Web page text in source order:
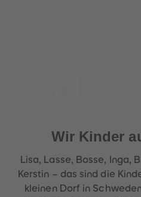
Wir Kinder
Lisa, Lasse, Bosse, Inga,
Kerstin – das sind die
kleinen Dorf in